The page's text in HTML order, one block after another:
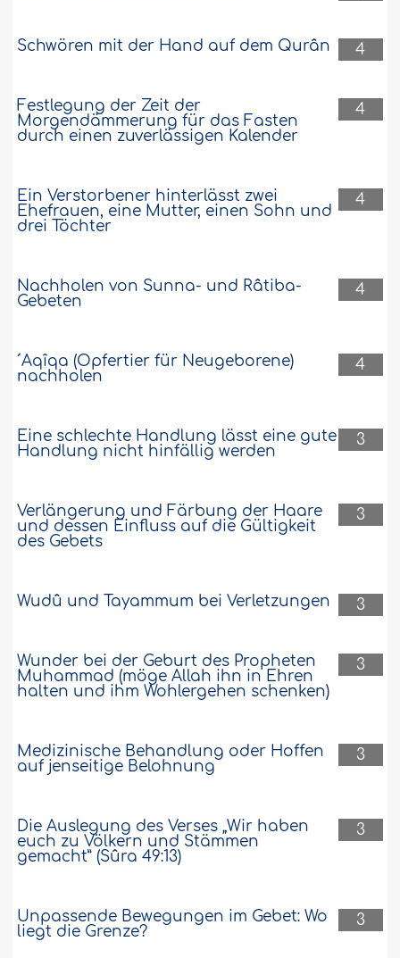
4
Schwören mit der Hand auf dem Qurân
4
Festlegung der Zeit der
Morgendämmerung für das Fasten
durch einen zuverlässigen Kalender
4
Ein Verstorbener hinterlässt zwei
Ehefrauen, eine Mutter, einen Sohn und
drei Töchter
4
Nachholen von Sunna- und Râtiba-
Gebeten
4
´Aqîqa (Opfertier für Neugeborene)
nachholen
3
Eine schlechte Handlung lässt eine gute
Handlung nicht hinfällig werden
3
Verlängerung und Färbung der Haare
und dessen Einfluss auf die Gültigkeit
des Gebets
3
Wudû und Tayammum bei Verletzungen
3
Wunder bei der Geburt des Propheten
Muhammad (möge Allah ihn in Ehren
halten und ihm Wohlergehen schenken)
3
Medizinische Behandlung oder Hoffen
auf jenseitige Belohnung
3
Die Auslegung des Verses „Wir haben
euch zu Völkern und Stämmen
gemacht” (Sûra 49:13)
3
Unpassende Bewegungen im Gebet: Wo
liegt die Grenze?